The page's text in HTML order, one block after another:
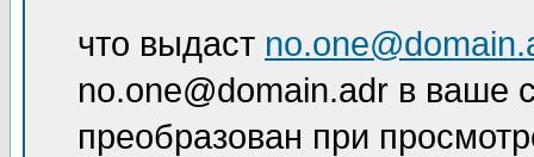
что выдаст
no.one@domain.adr в ваше
преобразован при